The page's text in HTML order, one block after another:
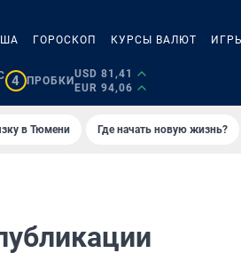
ГОРОСКОП КУРСЫ ВАЛЮТ ИГРЫ
4 ПРОБКИ
USD 81,41
EUR 94,06
в Тюмени Где начать новую жизнь?